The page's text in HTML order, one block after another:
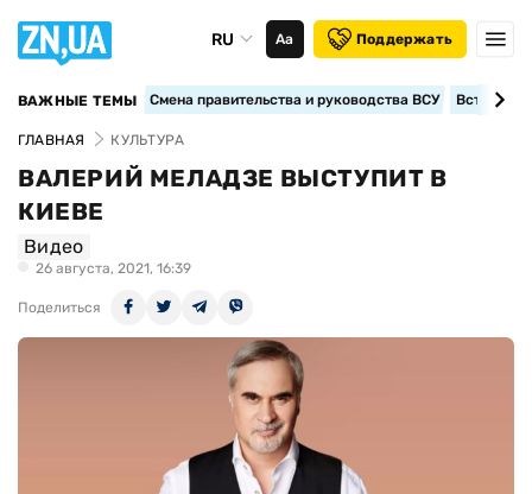
RU Аа Поддержать
ВАЖНЫЕ ТЕМЫ Смена правительства и руководства ВСУ
ГЛАВНАЯ КУЛЬТУРА
ВАЛЕРИЙ МЕЛАДЗЕ ВЫСТУПИТ В
КИЕВЕ
Видео
26 августа, 2021, 16:39
Поделиться